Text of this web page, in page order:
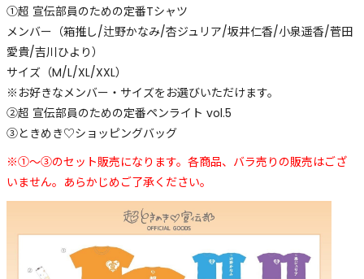
①超 宣伝部員のための定番Tシャツ
メンバー（箱推し/辻野かなみ/杏ジュリア/坂井仁香/小泉遥香/菅田
愛貴/吉川ひより）
サイズ（M/L/XL/XXL）
※お好きなメンバー・サイズをお選びいただけます。
②超 宣伝部員のための定番ペンライト vol.5
③ときめき♡ショッピングバッグ
※①〜③のセット販売になります。各商品、バラ売りの販売はござ
いません。あらかじめご了承ください。